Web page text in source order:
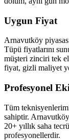
Uygun Fiyat
Arnavutköy
Tüpü fiyatlarını
müşteri zinciri tek
fiyat, gizli maliyet
Profesyonel
Tüm
sahiptir.
20+ yıllık saha
profesyonellerdir.